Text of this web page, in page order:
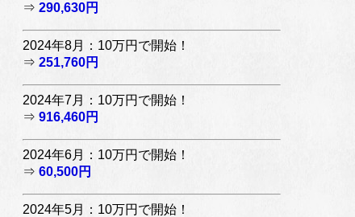
⇒ 290,630円
2024年8月：10万円で開始！
⇒ 251,760円
2024年7月：10万円で開始！
⇒ 916,460円
2024年6月：10万円で開始！
⇒ 60,500円
2024年5月：10万円で開始！